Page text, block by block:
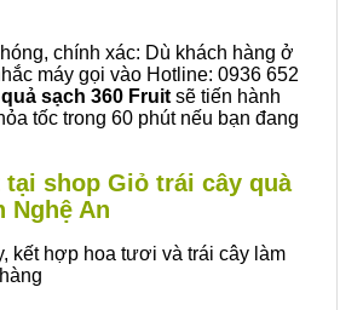
chính xác: Dù khách hàng ở
máy gọi vào Hotline: 0936 652
sạch 360 Fruit sẽ tiến hành
tốc trong 60 phút nếu bạn đang
shop Giỏ trái cây quà
Nghệ An
kết hợp hoa tươi và trái cây làm